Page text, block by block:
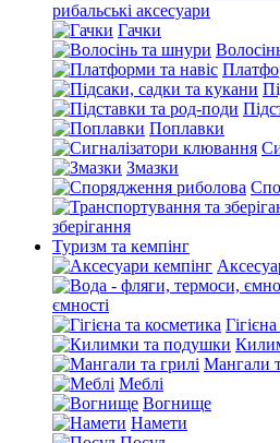
рибальські аксесуари
Гачки
Поплавки
Змазки
зберігання
Туризм та кемпінг
ємності
Мангали
Меблі
Вогнище
Намети